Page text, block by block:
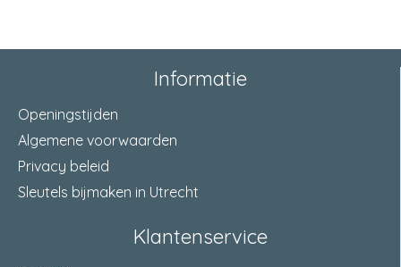
Informatie
Openingstijden
Algemene voorwaarden
Privacy beleid
Sleutels bijmaken in Utrecht
Klantenservice